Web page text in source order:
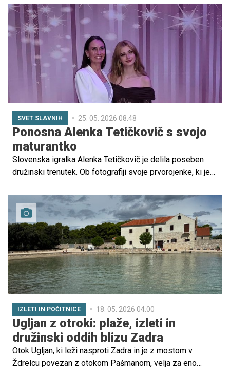
razvoj, kar je povsem običajno.
SVET SLAVNIH 25. 05. 2026 08.48
Ponosna Alenka Tetičkovič s svojo
maturantko
Slovenska igralka Alenka Tetičkovič je delila poseben
družinski trenutek. Ob fotografiji svoje prvorojenke, ki je
"Moja maturantka. Do zvezd ponosna mami."
IZLETI IN POČITNICE 18. 05. 2026 04.00
Ugljan z otroki: plaže, izleti in
družinski oddih blizu Zadra
Otok Ugljan, ki leži nasproti Zadra in je z mostom v
Ždrelcu povezan z otokom Pašmanom, velja za eno